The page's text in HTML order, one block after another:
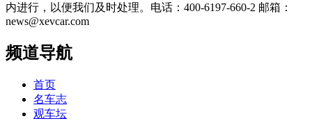
内进行，以便我们及时处理。电话：400-6197-660-2 邮箱：
news@xevcar.com
频道导航
首页
名车志
观车坛